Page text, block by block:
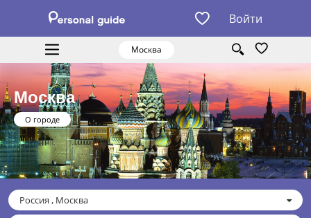
Войти
Москва
Москва
О городе
Россия , Москва